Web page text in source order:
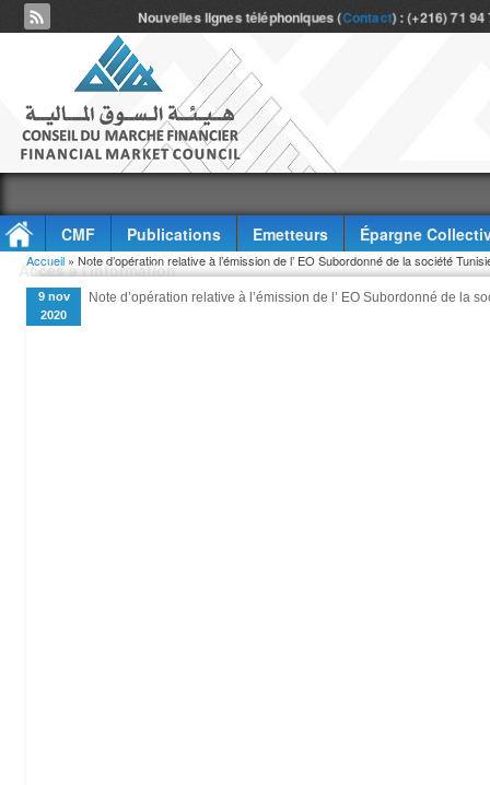
Nouvelles lignes téléphoniques (Contact) : (+216) 71
CMF Publications Emetteurs
Épargne
Accès à l'information
Vous êtes ici
Accueil » Note d’opération relative à l’émission de l’ EO Subordonné de la société
9 nov
2020
Note d’opération relative à l’émission de l’ EO Subordonné de la